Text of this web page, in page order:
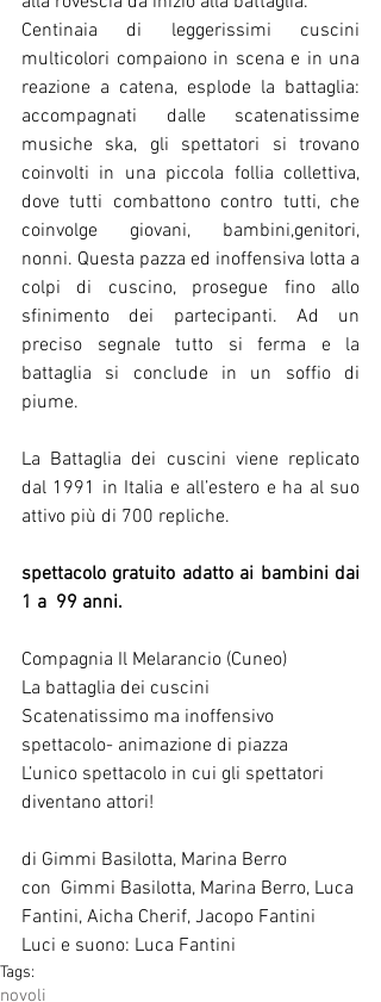
Centinaia di leggerissimi cuscini
multicolori compaiono in scena e in una
reazione a catena, esplode la battaglia:
accompagnati dalle scatenatissime
musiche ska, gli spettatori si trovano
coinvolti in una piccola follia collettiva,
dove tutti combattono contro tutti, che
coinvolge giovani, bambini,genitori,
nonni. Questa pazza ed inoffensiva lotta a
colpi di cuscino, prosegue fino allo
sfinimento dei partecipanti. Ad un
preciso segnale tutto si ferma e la
battaglia si conclude in un soffio di
piume.
La Battaglia dei cuscini viene replicato
dal 1991 in Italia e all’estero e ha al suo
attivo più di 700 repliche.
spettacolo gratuito adatto ai bambini dai
1 a  99 anni.
Compagnia Il Melarancio (Cuneo)
La battaglia dei cuscini
Scatenatissimo ma inoffensivo
spettacolo- animazione di piazza
L’unico spettacolo in cui gli spettatori
diventano attori!
di Gimmi Basilotta, Marina Berro
con  Gimmi Basilotta, Marina Berro, Luca
Fantini, Aicha Cherif, Jacopo Fantini
Luci e suono: Luca Fantini
Tags:
novoli